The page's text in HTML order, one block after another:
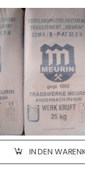
IN DEN